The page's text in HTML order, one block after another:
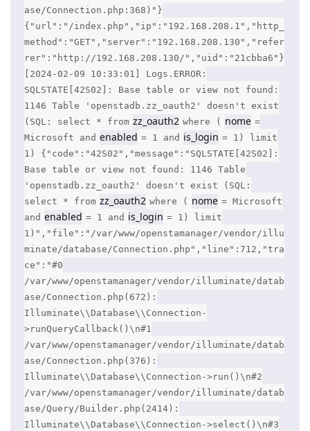
ase/Connection.php:368)"}
{"url":"/index.php","ip":"192.168.208.1","http_
method":"GET","server":"192.168.208.130","refer
rer":"http://192.168.208.130/","uid":"21cbba6"}
[2024-02-09 10:33:01] Logs.ERROR:
SQLSTATE[42S02]: Base table or view not found:
1146 Table 'openstadb.zz_oauth2' doesn't exist
(SQL: select * from zz_oauth2 where ( nome =
Microsoft and enabled = 1 and is_login = 1) limit
1) {"code":"42S02","message":"SQLSTATE[42S02]:
Base table or view not found: 1146 Table
'openstadb.zz_oauth2' doesn't exist (SQL:
select * from zz_oauth2 where ( nome = Microsoft
and enabled = 1 and is_login = 1) limit
1)","file":"/var/www/openstamanager/vendor/illu
minate/database/Connection.php","line":712,"tra
ce":"#0
/var/www/openstamanager/vendor/illuminate/datab
ase/Connection.php(672):
Illuminate\\Database\\Connection-
>runQueryCallback()\n#1
/var/www/openstamanager/vendor/illuminate/datab
ase/Connection.php(376):
Illuminate\\Database\\Connection->run()\n#2
/var/www/openstamanager/vendor/illuminate/datab
ase/Query/Builder.php(2414):
Illuminate\\Database\\Connection->select()\n#3